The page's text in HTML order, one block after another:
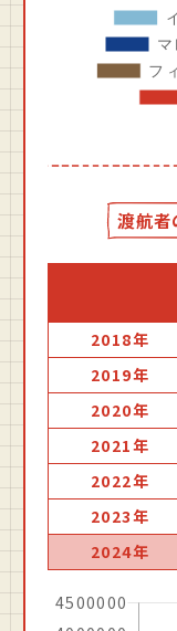
渡航者
2018年
2019年
2020年
2021年
2022年
2023年
2024年